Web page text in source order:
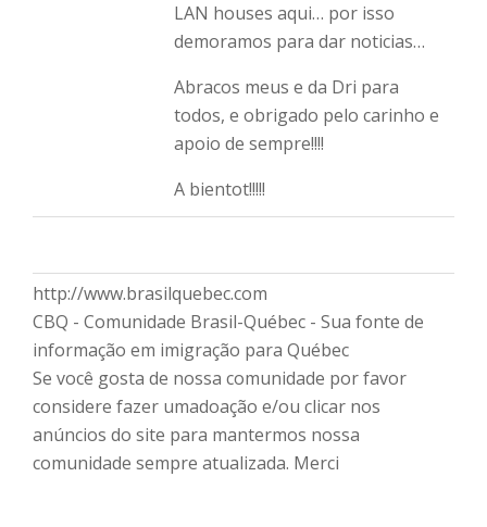
LAN houses aqui… por isso
demoramos para dar noticias…
Abracos meus e da Dri para
todos, e obrigado pelo carinho e
apoio de sempre!!!!
A bientot!!!!!
http://www.brasilquebec.com
CBQ - Comunidade Brasil-Québec - Sua fonte de
informação em imigração para Québec
Se você gosta de nossa comunidade por favor
considere fazer umadoação e/ou clicar nos
anúncios do site para mantermos nossa
comunidade sempre atualizada. Merci